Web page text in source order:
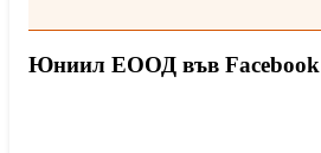
Юниил ЕООД във Facebook